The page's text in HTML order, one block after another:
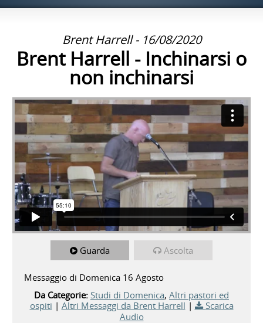
Brent Harrell - 16/08/2020
Brent Harrell - Inchinarsi o
non inchinarsi
Guarda Ascolta
Messaggio di Domenica 16 Agosto
Da Categorie: Studi di Domenica, Altri pastori ed
ospiti | Altri Messaggi da Brent Harrell |
Scarica
Audio